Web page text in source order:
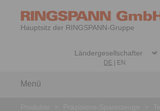
Hauptsitz der RINGSPANN-Gruppe
DE EN
Menü